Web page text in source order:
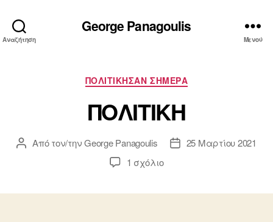
Αναζήτηση
George Panagoulis
Μενού
Κατηγορίες
ΠΟΛΙΤΙΚΗΣΑΝ ΣΗΜΕΡΑ
ΠΟΛΙΤΙΚΗ
Συντάκτης
Από τον/τηνGeorge Panagoulis
Ημ.25 Μαρτίου 2021
1 σχόλιοστο